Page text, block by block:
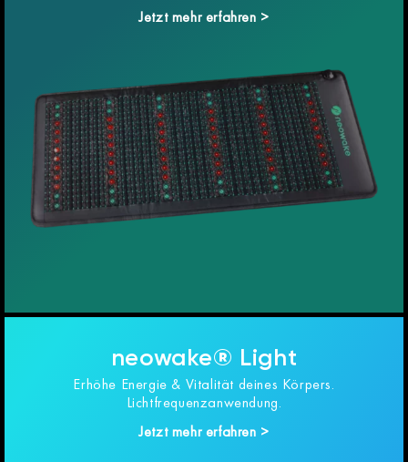
Jetzt mehr erfahren >
neowake® Light
Erhöhe Energie & Vitalität deines Körpers.
Lichtfrequenzanwendung.
Jetzt mehr erfahren >